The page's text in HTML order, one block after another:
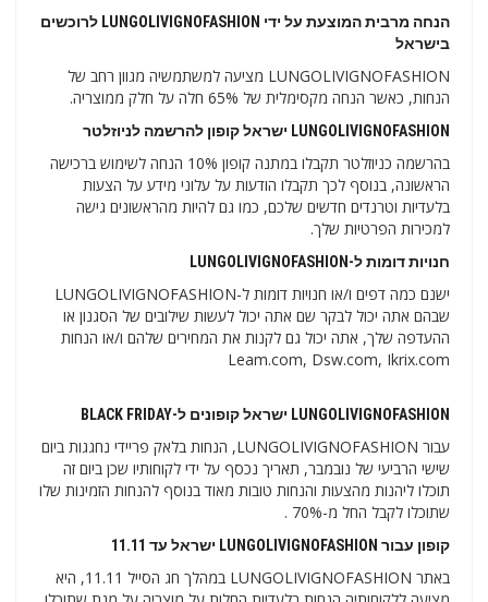
הנחה מרבית המוצעת על ידי LUNGOLIVIGNOFASHION לרוכשים
בישראל
LUNGOLIVIGNOFASHION מציעה למשתמשיה מגוון רחב של
הנחות, כאשר הנחה מקסימלית של 65% חלה על חלק ממוצריה.
LUNGOLIVIGNOFASHION ישראל קופון להרשמה לניוזלטר
בהרשמה כניוזלטר תקבלו במתנה קופון 10% הנחה לשימוש ברכישה
הראשונה, בנוסף לכך תקבלו הודעות על עלוני מידע על הצעות
בלעדיות וטרנדים חדשים שלכם, כמו גם להיות מהראשונים גישה
למכירות הפרטיות שלך.
חנויות דומות ל-LUNGOLIVIGNOFASHION
ישנם כמה דפים ו/או חנויות דומות ל-LUNGOLIVIGNOFASHION
שבהם אתה יכול לבקר שם אתה יכול לעשות שילובים של הסגנון או
ההעדפה שלך, אתה יכול גם לקנות את המחירים שלהם ו/או הנחות
Leam.com, Dsw.com, Ikrix.com
LUNGOLIVIGNOFASHION ישראל קופונים ל-BLACK FRIDAY
עבור LUNGOLIVIGNOFASHION, הנחות בלאק פריידי נחגגות ביום
שישי הרביעי של נובמבר, תאריך נכסף על ידי לקוחותיו שכן ביום זה
תוכלו ליהנות מהצעות והנחות טובות מאוד בנוסף להנחות הזמינות שלו
שתוכלו לקבל החל מ-70% .
קופון עבור LUNGOLIVIGNOFASHION ישראל עד 11.11
באתר LUNGOLIVIGNOFASHION במהלך חג הסייל 11.11, היא